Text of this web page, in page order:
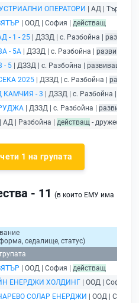
ОПЕРАТОРИ
| АД |
| ООД | София | действащ
- 1 - 25 | ДЗЗД | с. Разбойна |
- 5А | ДЗЗД | с. Разбойна | развиващ
- 5 | ДЗЗД | с. Разбойна | развиващ
2025 | ДЗЗД | с. Разбойна |
КАМЧИЯ - 3 | ДЗЗД | с. Разбойна |
| ДЗЗД | с. Разбойна | развиващ
| АД | Разбойна | действащ - дружество
1 на групата
- 11 (в които ЕМУ има
седалище, статус)
| ООД | София | действащ
ЕНЕРДЖИ ХОЛДИНГ | ООД | София |
СОЛАР ЕНЕРДЖИ
| ООД | София